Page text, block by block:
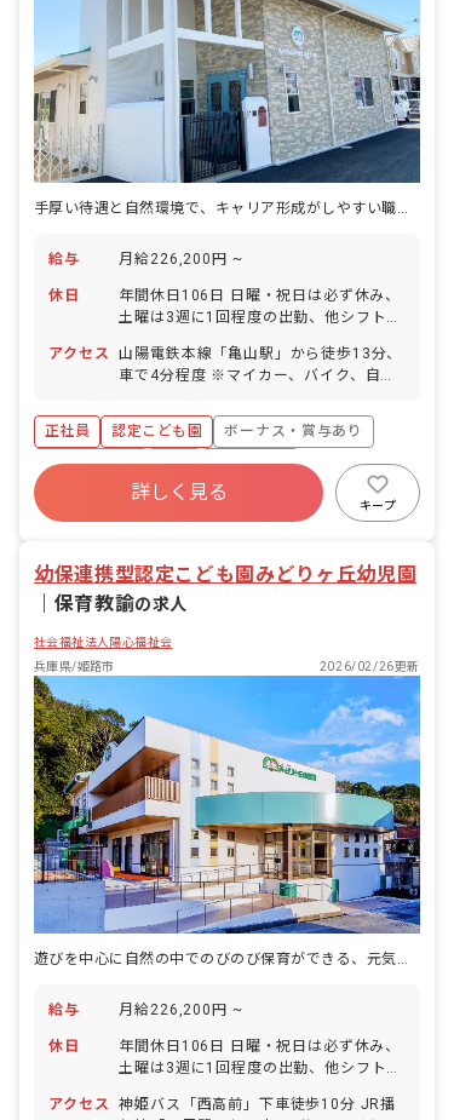
給与 月給226,200円 ~
休日
年間休日106日 日曜・祝日は必ず休み、
土曜は3週に1回程度の出勤、他シフトに
完全に取得しています。 夏季休暇（5日
間。交代で取得） 年末年始休暇
は、上記にプラスで有給休暇を取得して
長期休暇を取れるようにしています。 慶
弔休暇 産前産後・育児休暇（前年度取得
実績1名） 介護・看護休暇
アクセス
山陽電鉄本線「亀山駅」から徒歩13分、
車で4分程度 ※マイカー、バイク、自転
正社員
認定こども園
ボーナス・賞与あり
社会保険完備
有給
退職金制度
昇給昇進あり
産休育休制度
社会福祉法人
詳しく見る
キープ
幼保連携型認定こども園みどりヶ丘幼児園
保育教諭の求人
社会福祉法人陽心福祉会
兵庫県/姫路市
2026/02/26更新
給与 月給226,200円 ~
休日
年間休日106日 日曜・祝日は必ず休み、
土曜は3週に1回程度の出勤、他シフトに
完全に取得しています。 夏季休暇（5日
アクセス
神姫バス「西高前」下車徒歩10分 JR播